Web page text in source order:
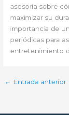
asesoría sobre
maximizar su
importancia de
periódicas para
entretenimiento
← Entrada anterior